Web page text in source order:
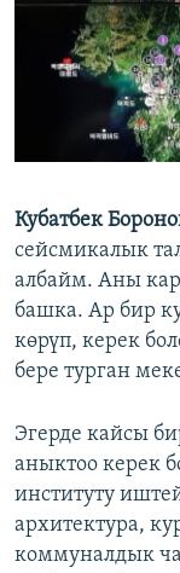
Кубатбек
сейсмикалык
албайм. Аны
башка. Ар бир
көрүп, керек
бере турган
Эгерде кайсы
аныктоо керек
институту
архитектура,
коммуналдык